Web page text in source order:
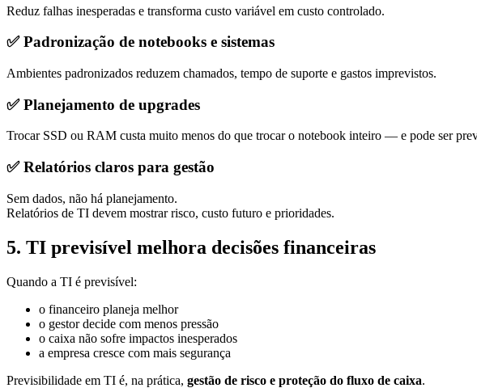
Reduz falhas inesperadas e transforma custo variável em custo controlado.
✅Padronização de notebooks e sistemas
Ambientes padronizados reduzem chamados, tempo de suporte e gastos imprevistos.
✅Planejamento de upgrades
Trocar SSD ou RAM custa muito menos do que trocar o notebook inteiro — e pode ser
✅Relatórios claros para gestão
Sem dados, não há planejamento.
Relatórios de TI devem mostrar risco, custo futuro e prioridades.
5. TI previsível melhora decisões financeiras
Quando a TI é previsível:
o financeiro planeja melhor
o gestor decide com menos pressão
o caixa não sofre impactos inesperados
a empresa cresce com mais segurança
Previsibilidade em TI é, na prática, gestão de risco e proteção do fluxo de caixa.